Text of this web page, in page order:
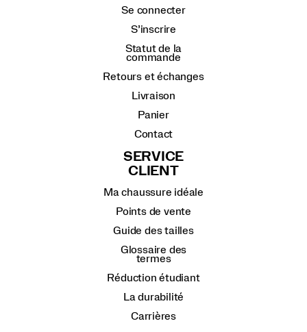
Se connecter
S’inscrire
Statut de la
commande
Retours et échanges
Livraison
Panier
Contact
SERVICE
CLIENT
Ma chaussure idéale
Points de vente
Guide des tailles
Glossaire des
termes
Réduction étudiant
La durabilité
Carrières